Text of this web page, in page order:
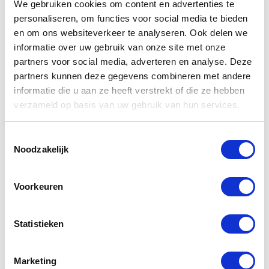
We gebruiken cookies om content en advertenties te
personaliseren, om functies voor social media te bieden
en om ons websiteverkeer te analyseren. Ook delen we
informatie over uw gebruik van onze site met onze
partners voor social media, adverteren en analyse. Deze
partners kunnen deze gegevens combineren met andere
informatie die u aan ze heeft verstrekt of die ze hebben
verzameld op basis van uw gebruik van hun services.
Noodzakelijk
Voorkeuren
Statistieken
Marketing
Gerelateerde
producten
Revit Rough
-20%